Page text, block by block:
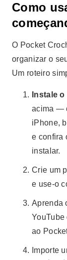
Como
O Pocket
organizar o
Um roteiro
Instale
acima —
iPhone,
e confira
instalar.
Crie um
e use-o
Aprenda
ao
Importe